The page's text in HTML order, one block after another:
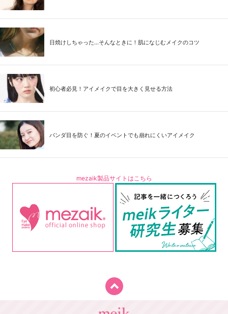
日焼けしちゃった...そんなときに！肌になじむメイクのコツ
初心者必見！アイメイクで目を大きく見せる方法
パンダ目を防ぐ！夏のイベントでも崩れにくいアイメイク
mezaik製品サイトはこちら